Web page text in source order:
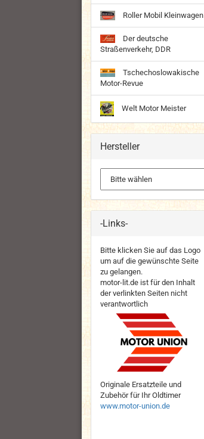
Roller Mobil Kleinwagen
Der deutsche
Straßenverkehr, DDR
Tschechoslowakische
Motor-Revue
Welt Motor Meister
Hersteller
-Links-
Bitte klicken Sie auf das Logo
um auf die gewünschte Seite
zu gelangen.
motor-lit.de ist für den Inhalt
der verlinkten Seiten nicht
verantwortlich
Originale Ersatzteile und
Zubehör für Ihr Oldtimer
www.motor-union.de